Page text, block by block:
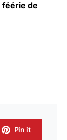
féérie de
Pin it